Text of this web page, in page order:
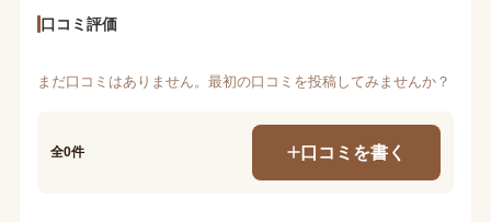
口コミ評価
まだ口コミはありません。最初の口コミを投稿してみませんか？
全0件 口コミを書く